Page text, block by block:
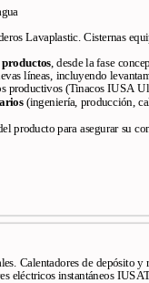
Lavaplastic. Cisternas
, desde la fase
líneas, incluyendo
productivos (Tinacos IUSA
(ingeniería, producción,
producto para asegurar su
Calentadores de depósito
eléctricos instantáneos